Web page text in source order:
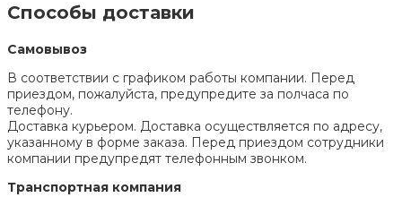
Способы доставки
Самовывоз
В соответствии с графиком работы компании. Перед
приездом, пожалуйста, предупредите за полчаса по
телефону.
Доставка курьером. Доставка осуществляется по адресу,
указанному в форме заказа. Перед приездом сотрудники
компании предупредят телефонным звонком.
Транспортная компания